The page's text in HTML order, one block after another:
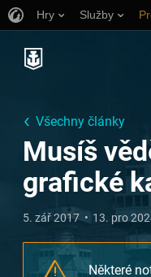
Hry Služby
Všechny články
Musíš
grafické
5. zář 2017 13. pro
Některé